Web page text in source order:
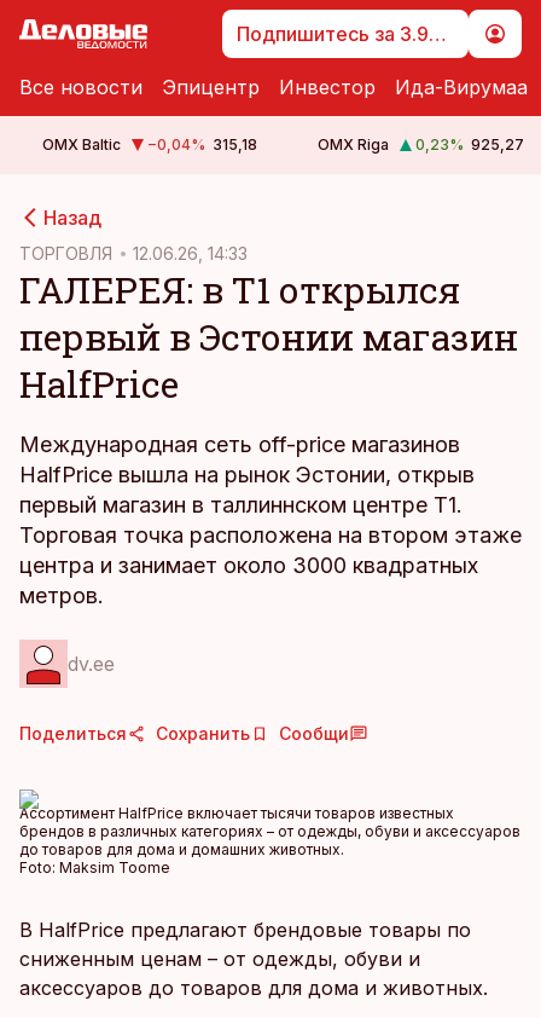
Подпишитесь за 3.99 €
Все новости Эпицентр Инвестор Ида-Вирумаа
OMX Baltic −0,04% 315,18 OMX Riga 0,23% 925,27
Назад
ТОРГОВЛЯ 12.06.26, 14:33
ГАЛЕРЕЯ: в T1 открылся
первый в Эстонии магазин
HalfPrice
Международная сеть off-price магазинов
HalfPrice вышла на рынок Эстонии, открыв
первый магазин в таллиннском центре T1.
Торговая точка расположена на втором этаже
центра и занимает около 3000 квадратных
метров.
dv.ee
Поделиться Сохранить Сообщи
Ассортимент HalfPrice включает тысячи товаров известных
брендов в различных категориях – от одежды, обуви и аксессуаров
до товаров для дома и домашних животных.
Foto: Maksim Toome
В HalfPrice предлагают брендовые товары по
сниженным ценам – от одежды, обуви и
аксессуаров до товаров для дома и животных.